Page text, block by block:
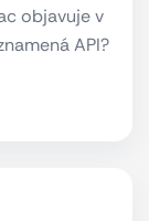
objavuje v
API?